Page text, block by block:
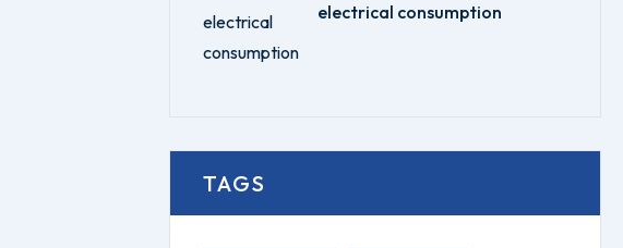
electrical consumption
TAGS